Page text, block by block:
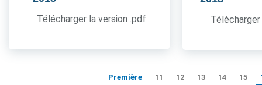
Télécharger la version .pdf
Première 11 12 13 14 15